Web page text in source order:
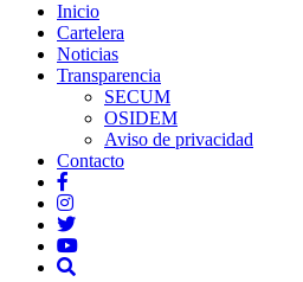
Inicio
Cartelera
Noticias
Transparencia
SECUM
OSIDEM
Aviso de privacidad
Contacto